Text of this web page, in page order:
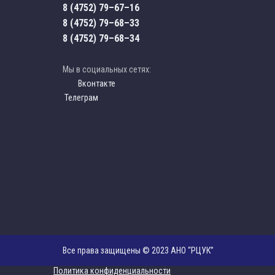
8 (4752) 79–67–16
8 (4752) 79–68–33
8 (4752) 79–68–34
Мы в социальных сетях:
Вконтакте
Телеграм
Все права защищены © 2023 АНО “РЦУК”
Политика конфиденциальности